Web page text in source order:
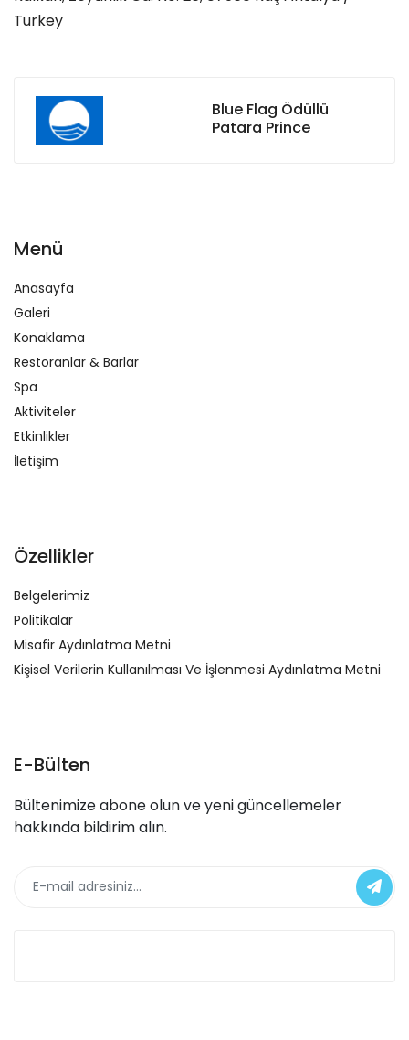
Turkey
Blue Flag Ödüllü
Patara Prince
Menü
Anasayfa
Galeri
Konaklama
Restoranlar & Barlar
Spa
Aktiviteler
Etkinlikler
İletişim
Özellikler
Belgelerimiz
Politikalar
Misafir Aydınlatma Metni
Kişisel Verilerin Kullanılması Ve İşlenmesi Aydınlatma Metni
E-Bülten
Bültenimize abone olun ve yeni güncellemeler
hakkında bildirim alın.